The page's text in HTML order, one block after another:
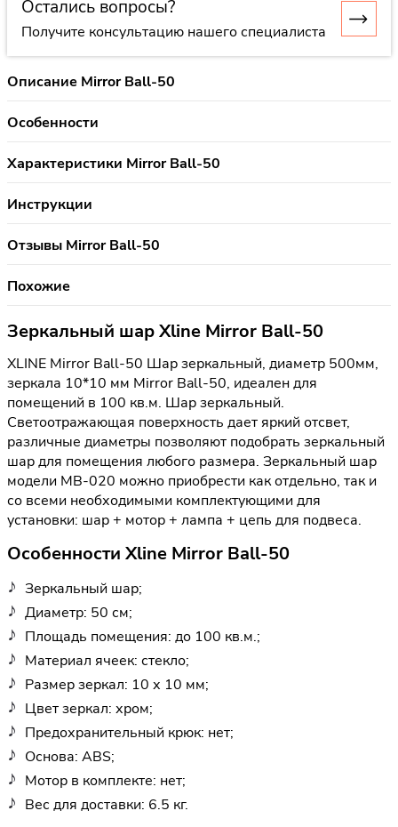
Остались вопросы?
Получите консультацию нашего специалиста
Описание Mirror Ball-50
Особенности
Характеристики Mirror Ball-50
Инструкции
Отзывы Mirror Ball-50
Похожие
Зеркальный шар Xline Mirror Ball-50
XLINE Mirror Ball-50 Шар зеркальный, диаметр 500мм,
зеркала 10*10 мм Mirror Ball-50, идеален для
помещений в 100 кв.м. Шар зеркальный.
Светоотражающая поверхность дает яркий отсвет,
различные диаметры позволяют подобрать зеркальный
шар для помещения любого размера. Зеркальный шар
модели MB-020 можно приобрести как отдельно, так и
со всеми необходимыми комплектующими для
установки: шар + мотор + лампа + цепь для подвеса.
Особенности Xline Mirror Ball-50
Зеркальный шар;
Диаметр: 50 см;
Площадь помещения: до 100 кв.м.;
Материал ячеек: стекло;
Размер зеркал: 10 х 10 мм;
Цвет зеркал: хром;
Предохранительный крюк: нет;
Основа: ABS;
Мотор в комплекте: нет;
Вес для доставки: 6.5 кг.